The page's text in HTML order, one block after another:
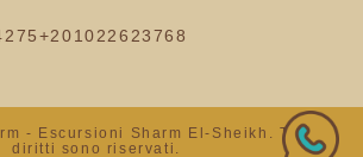
+201022623768
- Escursioni Sharm El-Sheikh. Tutti i
diritti sono riservati.